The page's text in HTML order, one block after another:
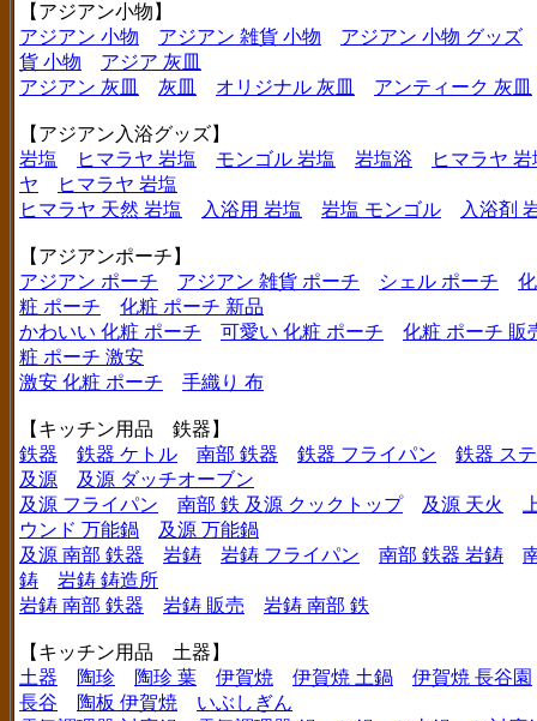
【アジアン小物】
アジアン 小物
アジアン 雑貨 小物
アジアン 小物 グッズ
貨 小物
アジア 灰皿
アジアン 灰皿
灰皿 オリジナル 灰皿 アンティーク 灰皿
【アジアン入浴グッズ】
岩塩
ヒマラヤ 岩塩 モンゴル 岩塩 岩塩浴
ヒマラヤ
ヤ
ヒマラヤ 岩塩
ヒマラヤ 天然 岩塩
入浴用 岩塩 岩塩 モンゴル 入浴剤
【アジアンポーチ】
アジアン ポーチ
アジアン 雑貨 ポーチ シェル ポーチ
粧 ポーチ
化粧 ポーチ 新品
かわいい 化粧 ポーチ
可愛い 化粧 ポーチ
化粧 ポーチ 販
粧 ポーチ 激安
激安 化粧 ポーチ
手織り 布
【キッチン用品 鉄器】
鉄器
鉄器 ケトル 南部 鉄器 鉄器 フライパン
鉄器 ス
及源
及源 ダッチオーブン
及源 フライパン
南部 鉄 及源 クックトップ 及源 天火
ウンド 万能鍋
及源 万能鍋
及源 南部 鉄器
岩鋳 岩鋳 フライパン 南部 鉄器 岩鋳
鋳
岩鋳 鋳造所
岩鋳 南部 鉄器
岩鋳 販売 岩鋳 南部 鉄
【キッチン用品 土器】
土器
陶珍 陶珍 葉 伊賀焼 伊賀焼 土鍋
伊賀焼 長谷園
長谷
陶板 伊賀焼
いぶしぎん